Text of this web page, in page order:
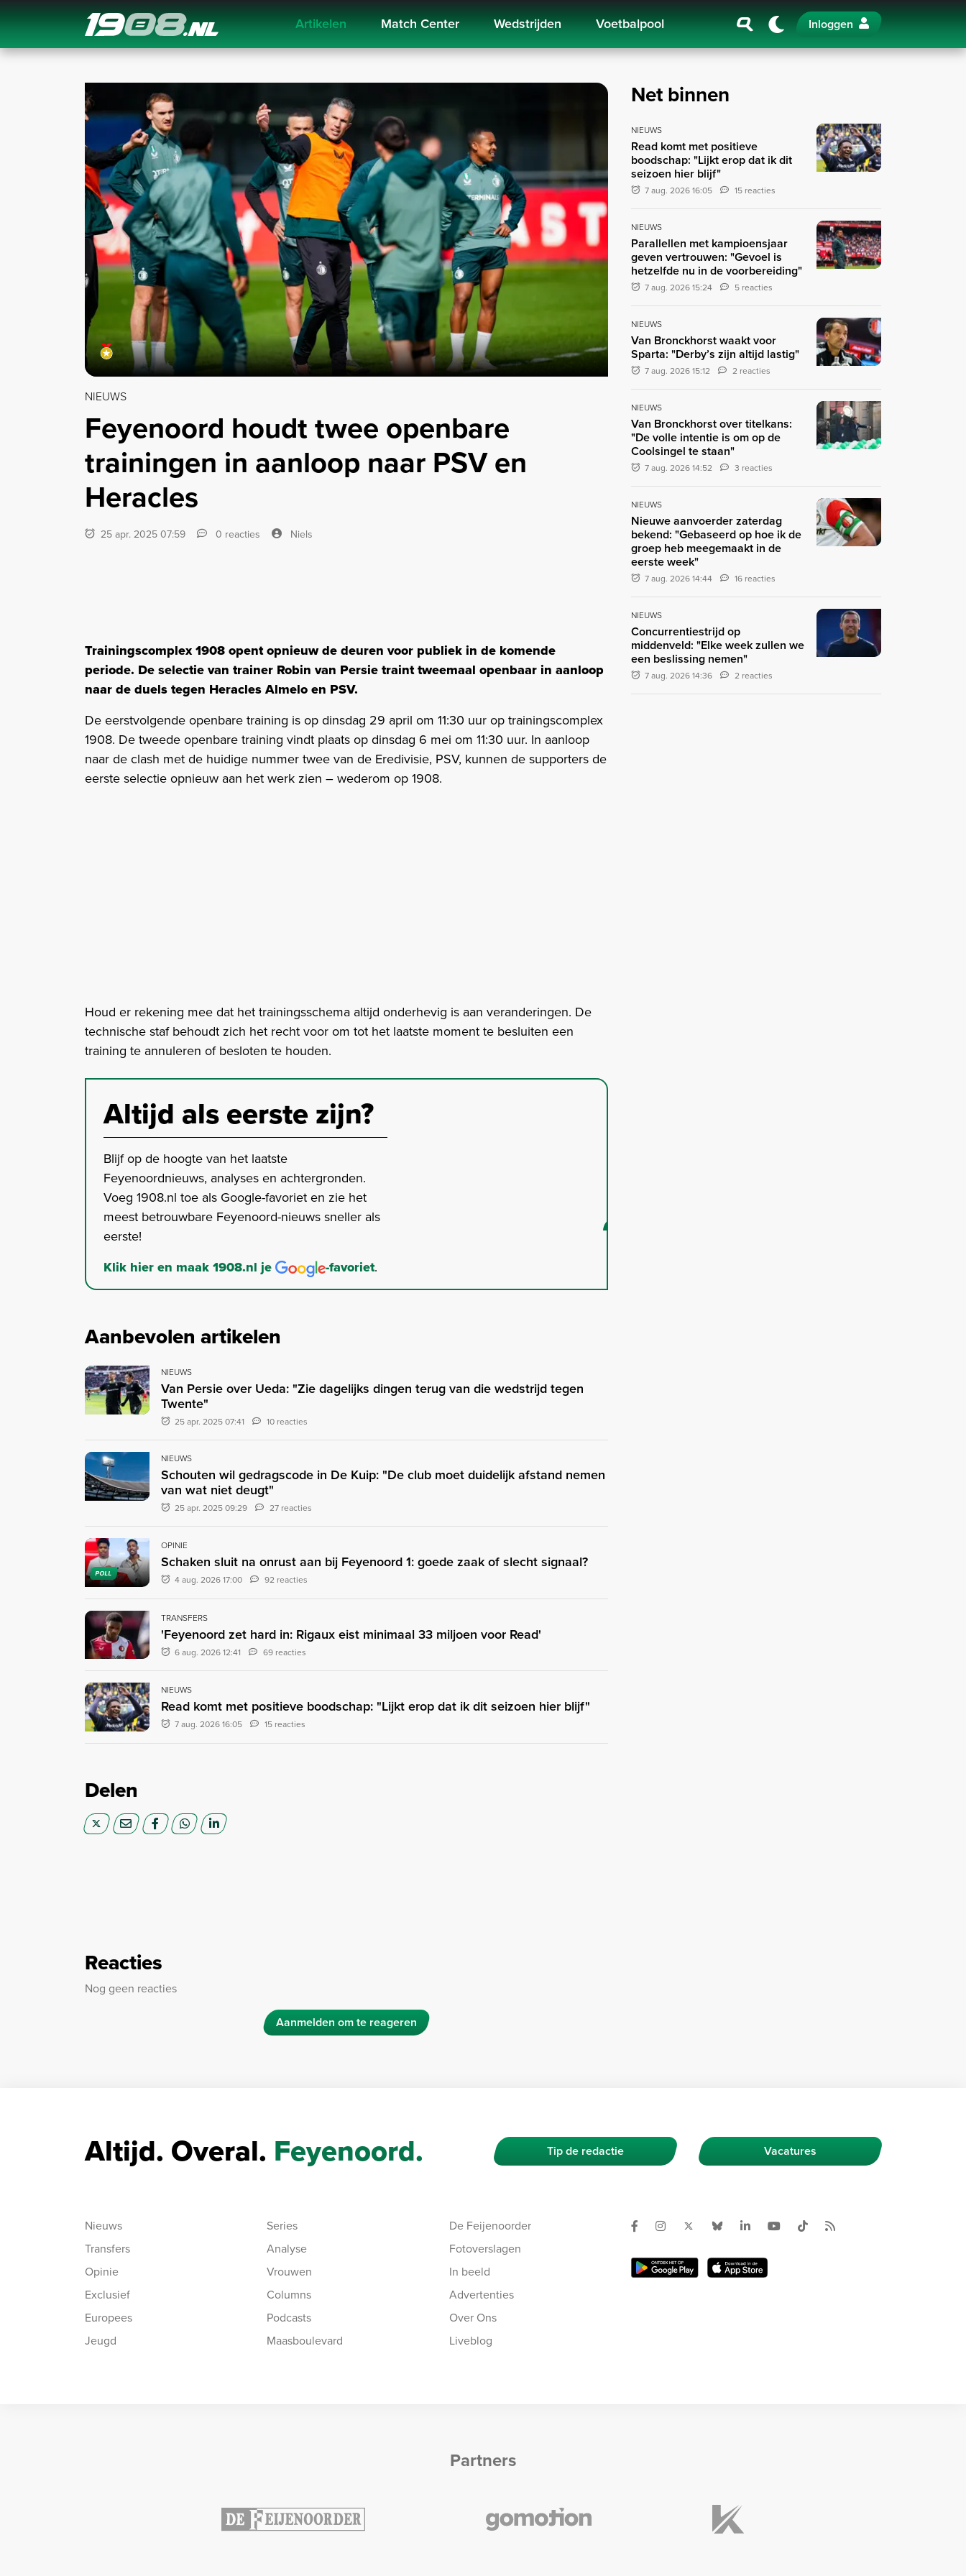
Navigation Artikelen Match Center Wedstrijden Voetbalpool Inloggen
NIEUWS
Feyenoord houdt twee openbare
trainingen in aanloop naar PSV en
Heracles
25 apr. 2025 07:59 0 reacties Niels
Trainingscomplex 1908 opent opnieuw de deuren voor publiek in de komende
periode. De selectie van trainer Robin van Persie traint tweemaal openbaar in aanloop
naar de duels tegen Heracles Almelo en PSV.
De eerstvolgende openbare training is op dinsdag 29 april om 11:30 uur op trainingscomplex
1908. De tweede openbare training vindt plaats op dinsdag 6 mei om 11:30 uur. In aanloop
naar de clash met de huidige nummer twee van de Eredivisie, PSV, kunnen de supporters de
eerste selectie opnieuw aan het werk zien – wederom op 1908.
Houd er rekening mee dat het trainingsschema altijd onderhevig is aan veranderingen. De
technische staf behoudt zich het recht voor om tot het laatste moment te besluiten een
training te annuleren of besloten te houden.
Altijd als eerste zijn?
Blijf op de hoogte van het laatste
Feyenoordnieuws, analyses en achtergronden.
Voeg 1908.nl toe als Google-favoriet en zie het
meest betrouwbare Feyenoord-nieuws sneller als
eerste!
Klik hier en maak 1908.nl je
-favoriet.
Aanbevolen artikelen
NIEUWS
Van Persie over Ueda: "Zie dagelijks dingen terug van die wedstrijd tegen
Twente"
25 apr. 2025 07:41 10 reacties
NIEUWS
Schouten wil gedragscode in De Kuip: "De club moet duidelijk afstand nemen
van wat niet deugt"
25 apr. 2025 09:29 27 reacties
POLL
OPINIE
Schaken sluit na onrust aan bij Feyenoord 1: goede zaak of slecht signaal?
4 aug. 2026 17:00 92 reacties
TRANSFERS
'Feyenoord zet hard in: Rigaux eist minimaal 33 miljoen voor Read'
6 aug. 2026 12:41 69 reacties
NIEUWS
Read komt met positieve boodschap: "Lijkt erop dat ik dit seizoen hier blijf"
7 aug. 2026 16:05 15 reacties
Delen
Reacties
Nog geen reacties
Aanmelden om te reageren
Net binnen
NIEUWS
Read komt met positieve
boodschap: "Lijkt erop dat ik dit
seizoen hier blijf"
7 aug. 2026 16:05 15 reacties
NIEUWS
Parallellen met kampioensjaar
geven vertrouwen: "Gevoel is
hetzelfde nu in de voorbereiding"
7 aug. 2026 15:24 5 reacties
NIEUWS
Van Bronckhorst waakt voor
Sparta: "Derby’s zijn altijd lastig"
7 aug. 2026 15:12 2 reacties
NIEUWS
Van Bronckhorst over titelkans:
"De volle intentie is om op de
Coolsingel te staan"
7 aug. 2026 14:52 3 reacties
NIEUWS
Nieuwe aanvoerder zaterdag
bekend: "Gebaseerd op hoe ik de
groep heb meegemaakt in de
eerste week"
7 aug. 2026 14:44 16 reacties
NIEUWS
Concurrentiestrijd op
middenveld: "Elke week zullen we
een beslissing nemen"
7 aug. 2026 14:36 2 reacties
Altijd. Overal. Feyenoord. Tip de redactie Vacatures
Nieuws
Transfers
Opinie
Exclusief
Europees
Jeugd
Series
Analyse
Vrouwen
Columns
Podcasts
Maasboulevard
De Feijenoorder
Fotoverslagen
In beeld
Advertenties
Over Ons
Liveblog
Partners